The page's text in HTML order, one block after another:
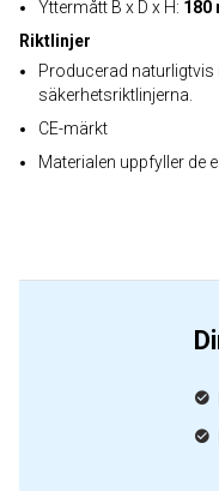
Yttermått B x D x H: 180
Riktlinjer
Producerad naturligtvis
säkerhetsriktlinjerna.
CE-märkt
Materialen uppfyller de